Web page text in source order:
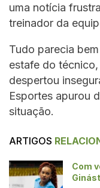
uma notícia
treinador da
Tudo parecia
estafe do
despertou
Esportes apurou
situação.
ARTIGOS
Com